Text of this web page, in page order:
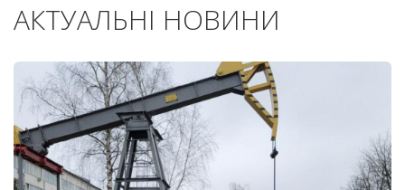
АКТУАЛЬНІ НОВИНИ